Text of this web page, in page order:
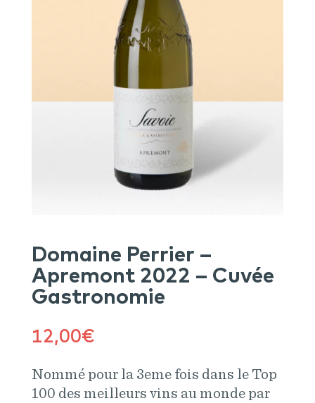
Domaine Perrier –
Apremont 2022 – Cuvée
Gastronomie
12,00€
Nommé pour la 3eme fois dans le Top
100 des meilleurs vins au monde par